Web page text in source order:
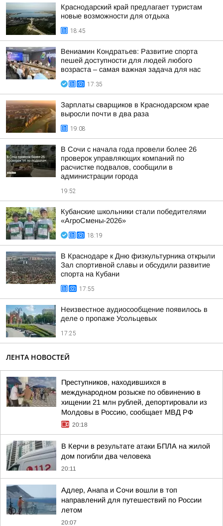
Краснодарский край предлагает туристам
новые возможности для отдыха
18:45
Вениамин Кондратьев: Развитие спорта
пешей доступности для людей любого
возраста – самая важная задача для нас
17:35
Зарплаты сварщиков в Краснодарском крае
выросли почти в два раза
19:08
В Сочи с начала года провели более 26
проверок управляющих компаний по
расчистке подвалов, сообщили в
администрации города
19:52
Кубанские школьники стали победителями
«АгроСмены-2026»
18:19
В Краснодаре к Дню физкультурника открыли
Зал спортивной славы и обсудили развитие
спорта на Кубани
17:55
Неизвестное аудиосообщение появилось в
деле о пропаже Усольцевых
17:25
ЛЕНТА НОВОСТЕЙ
Преступников, находившихся в
международном розыске по обвинению в
хищении 21 млн рублей, депортировали из
Молдовы в Россию, сообщает МВД РФ
20:18
В Керчи в результате атаки БПЛА на жилой
дом погибли два человека
20:11
Адлер, Анапа и Сочи вошли в топ
направлений для путешествий по России
летом
20:07